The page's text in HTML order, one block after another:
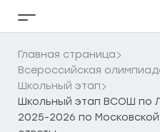
Кнопка
бокового
меню
Главная страница
Всероссийская
Школьный этап
Школьный этап ВСОШ по
2025-2026 по